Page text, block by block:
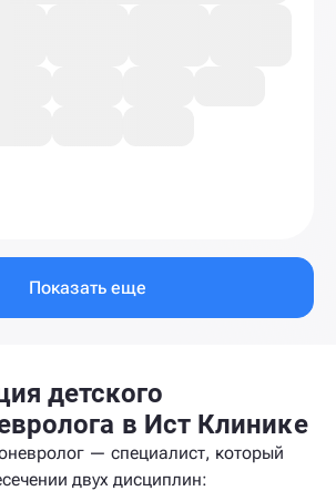
Показать еще
детского
в Ист Клинике
— специалист, который
двух дисциплин: